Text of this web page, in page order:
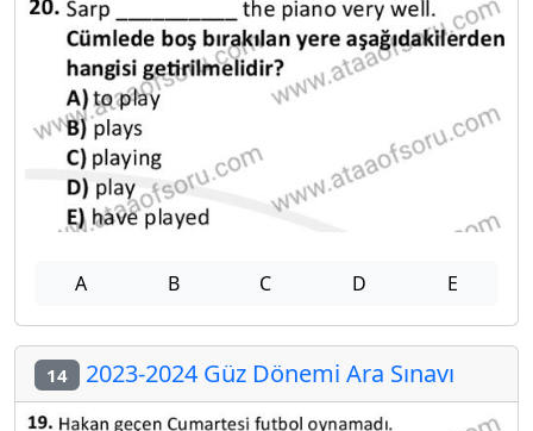
A B C D E
14 2023-2024 Güz Dönemi Ara Sınavı